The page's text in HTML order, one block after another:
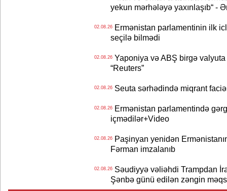
yekun mərhələyə yaxınlaşıb“ -
02.08.26Ermənistan parlamentinin ilk
seçilə bilmədi
02.08.26Yaponiya və ABŞ birgə valyuta
“Reuters”
02.08.26Seuta sərhədində miqrant
02.08.26Ermənistan parlamentində
içmədilər+Video
02.08.26Paşinyan yenidən
Fərman imzalanıb
02.08.26Səudiyyə vəliəhdi Trampdan
Şənbə günü edilən zəngin